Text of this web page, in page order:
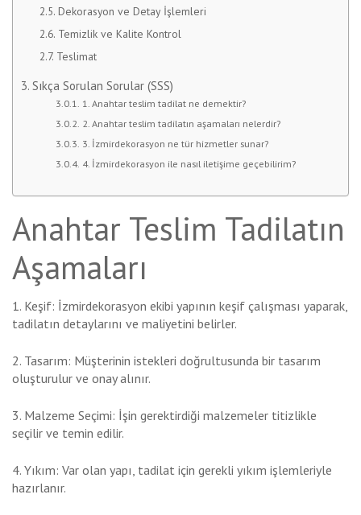
Dekorasyon ve Detay İşlemleri
Temizlik ve Kalite Kontrol
Teslimat
Sıkça Sorulan Sorular (SSS)
1. Anahtar teslim tadilat ne demektir?
2. Anahtar teslim tadilatın aşamaları nelerdir?
3. İzmirdekorasyon ne tür hizmetler sunar?
4. İzmirdekorasyon ile nasıl iletişime geçebilirim?
Anahtar Teslim Tadilatın
Aşamaları
1. Keşif: İzmirdekorasyon ekibi yapının keşif çalışması yaparak,
tadilatın detaylarını ve maliyetini belirler.
2. Tasarım: Müşterinin istekleri doğrultusunda bir tasarım
oluşturulur ve onay alınır.
3. Malzeme Seçimi: İşin gerektirdiği malzemeler titizlikle
seçilir ve temin edilir.
4. Yıkım: Var olan yapı, tadilat için gerekli yıkım işlemleriyle
hazırlanır.